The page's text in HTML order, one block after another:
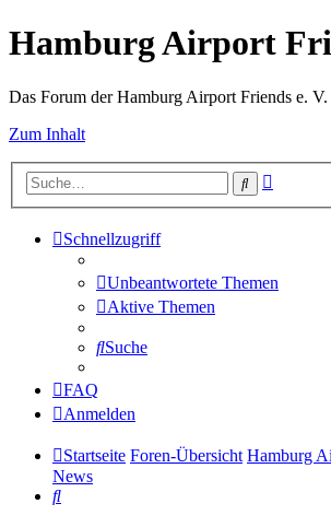
Hamburg Airport
Das Forum der Hamburg Airport Friends e. V.
Zum Inhalt
Suche
Schnellzugriff
Unbeantwortete Themen
Aktive Themen
Suche
FAQ
Anmelden
Startseite Foren-Übersicht Hamburg
News
Suche